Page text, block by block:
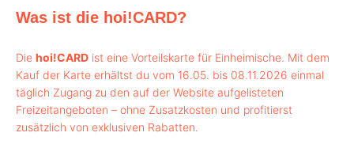
Was ist die hoi!CARD?
Die hoi!CARD ist eine Vorteilskarte für Einheimische. Mit dem
Kauf der Karte erhältst du vom 16.05. bis 08.11.2026 einmal
täglich Zugang zu den auf der Website aufgelisteten
Freizeitangeboten – ohne Zusatzkosten und profitierst
zusätzlich von exklusiven Rabatten.